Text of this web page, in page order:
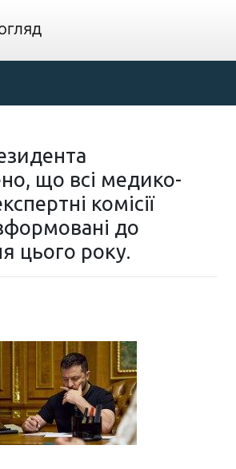
що всі медико-
комісії
до
цього року.